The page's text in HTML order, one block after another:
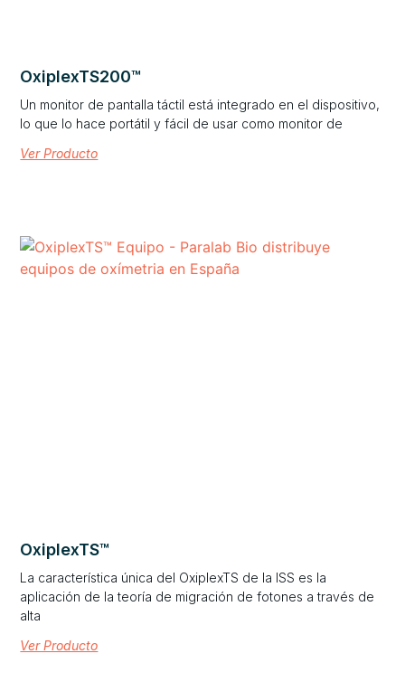
OxiplexTS200™
Un monitor de pantalla táctil está integrado en el dispositivo,
lo que lo hace portátil y fácil de usar como monitor de
Ver Producto
OxiplexTS™
La característica única del OxiplexTS de la ISS es la
aplicación de la teoría de migración de fotones a través de
alta
Ver Producto